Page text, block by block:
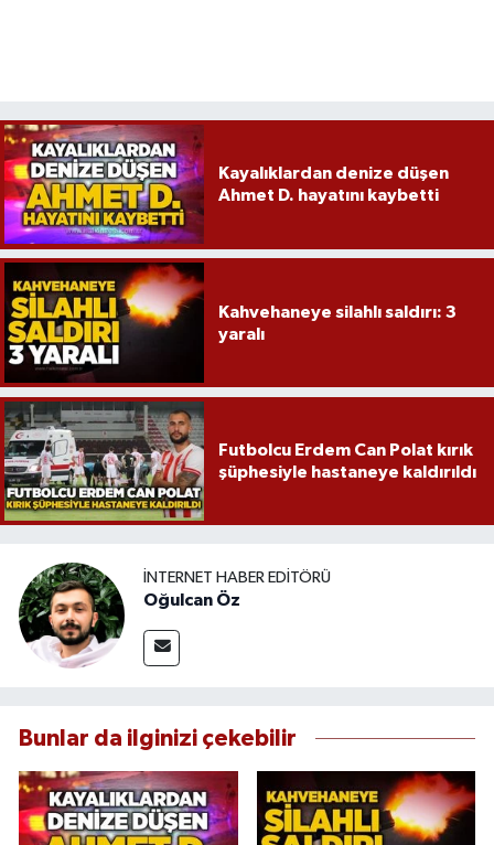
Kayalıklardan denize düşen
Ahmet D. hayatını kaybetti
Kahvehaneye silahlı saldırı: 3
yaralı
Futbolcu Erdem Can Polat kırık
şüphesiyle hastaneye kaldırıldı
İNTERNET HABER EDITÖRÜ
Oğulcan Öz
Bunlar da ilginizi çekebilir